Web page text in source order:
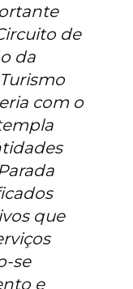
de
da
com o
que
se
e